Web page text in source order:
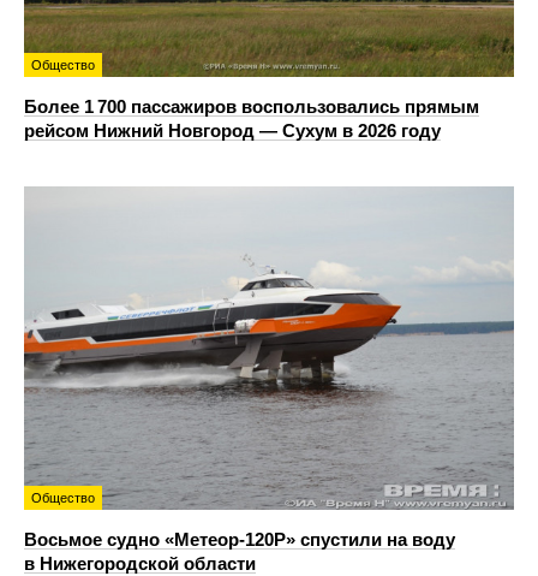
Общество
Более 1 700 пассажиров воспользовались прямым
рейсом Нижний Новгород — Сухум в 2026 году
Общество
Восьмое судно «Метеор-120Р» спустили на воду
в Нижегородской области